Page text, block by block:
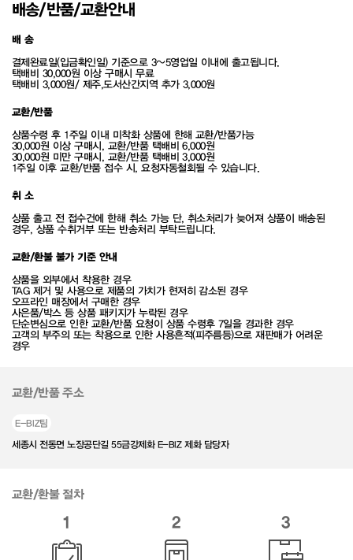
배송/반품/교환안내
배 송
결제완료일(입금확인일) 기준으로 3~5영업일 이내에 출고됩니다.
택배비 30,000원 이상 구매시 무료
택배비 3,000원/ 제주,도서산간지역 추가 3,000원
교환/반품
상품수령 후 1주일 이내 미착화 상품에 한해 교환/반품가능
30,000원 이상 구매시, 교환/반품 택배비 6,000원
30,000원 미만 구매시, 교환/반품 택배비 3,000원
1주일 이후 교환/반품 접수 시, 요청자동철회될 수 있습니다.
취 소
상품 출고 전 접수건에 한해 취소 가능 단, 취소처리가 늦어져 상품이 배송된
경우, 상품 수취거부 또는 반송처리 부탁드립니다.
교환/환불 불가 기준 안내
상품을 외부에서 착용한 경우
TAG 제거 및 사용으로 제품의 가치가 현저히 감소된 경우
오프라인 매장에서 구매한 경우
사은품/박스 등 상품 패키지가 누락된 경우
단순변심으로 인한 교환/반품 요청이 상품 수령후 7일을 경과한 경우
고객의 부주의 또는 착용으로 인한 사용흔적(피주름등)으로 재판매가 어려운
경우
교환/반품 주소
E-BIZ팀
세종시 전동면 노장공단길 55금강제화 E-BIZ 제화 담당자
교환/환불 절차
1 2 3